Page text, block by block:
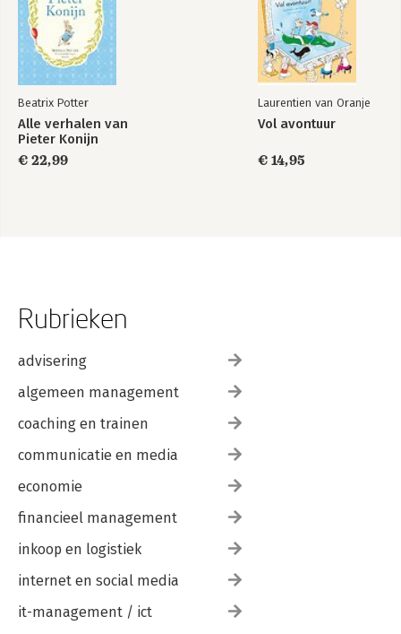
Beatrix Potter
Alle verhalen van
Pieter Konijn
€ 22,99
Laurentien van Oranje
Vol avontuur
€ 14,95
Rubrieken
advisering
algemeen management
coaching en trainen
communicatie en media
economie
financieel management
inkoop en logistiek
internet en social media
it-management / ict